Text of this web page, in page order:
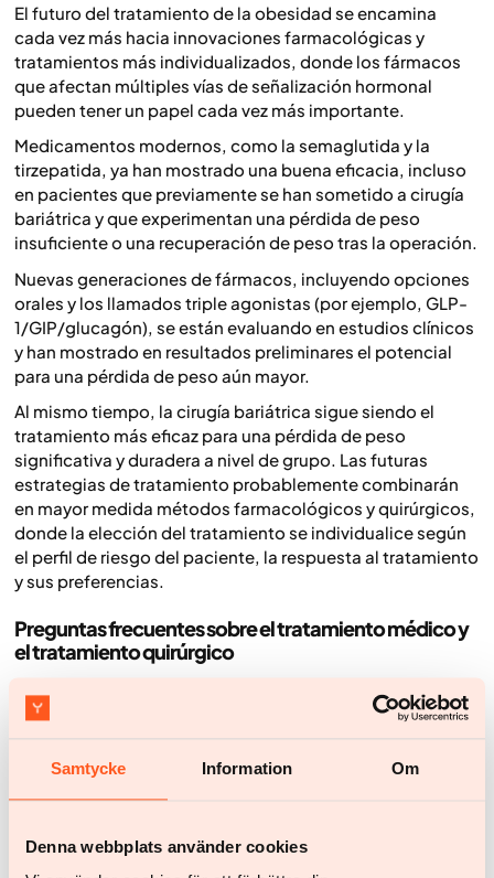
Samtycke Information Om
Denna webbplats använder cookies
El futuro del tratamiento de la obesidad se encamina
cada vez más hacia innovaciones farmacológicas y
tratamientos más individualizados, donde los fármacos
que afectan múltiples vías de señalización hormonal
pueden tener un papel cada vez más importante.
Medicamentos modernos, como la semaglutida y la
tirzepatida, ya han mostrado una buena eficacia, incluso
en pacientes que previamente se han sometido a cirugía
bariátrica y que experimentan una pérdida de peso
insuficiente o una recuperación de peso tras la operación.
Nuevas generaciones de fármacos, incluyendo opciones
orales y los llamados triple agonistas (por ejemplo, GLP-
1/GIP/glucagón), se están evaluando en estudios clínicos
y han mostrado en resultados preliminares el potencial
para una pérdida de peso aún mayor.
Al mismo tiempo, la cirugía bariátrica sigue siendo el
tratamiento más eficaz para una pérdida de peso
significativa y duradera a nivel de grupo. Las futuras
estrategias de tratamiento probablemente combinarán
en mayor medida métodos farmacológicos y quirúrgicos,
donde la elección del tratamiento se individualice según
el perfil de riesgo del paciente, la respuesta al tratamiento
y sus preferencias.
Preguntas frecuentes sobre el tratamiento médico y
el tratamiento quirúrgico
peso: el tratamiento médico o la cirugía?
La cirugía bariátrica sigue siendo el tratamiento más
eficaz para una pérdida de peso grande y duradera a nivel
de grupo. Sin embargo, los fármacos modernos como la
pérdida de peso significativa y, en algunos casos,